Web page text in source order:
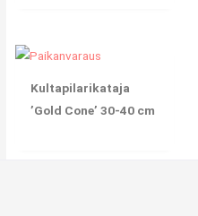
Kultapilarikataja
’Gold Cone’ 30-40 cm